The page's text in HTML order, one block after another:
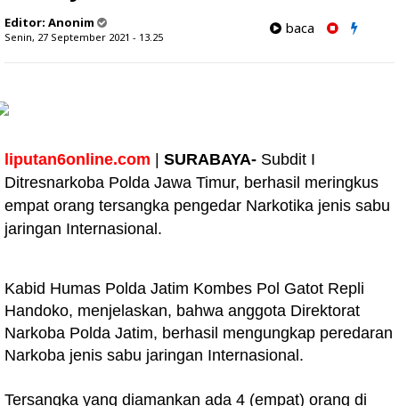
Editor: Anonim
Senin, 27 September 2021 - 13.25
baca
liputan6online.com SURABAYA- Subdit I
Ditresnarkoba Polda Jawa Timur, berhasil meringkus
empat orang tersangka pengedar Narkotika jenis sabu
jaringan Internasional.
Kabid Humas Polda Jatim Kombes Pol Gatot Repli
Handoko, menjelaskan, bahwa anggota Direktorat
Narkoba Polda Jatim, berhasil mengungkap peredaran
Narkoba jenis sabu jaringan Internasional.
Tersangka yang diamankan ada 4 (empat) orang di